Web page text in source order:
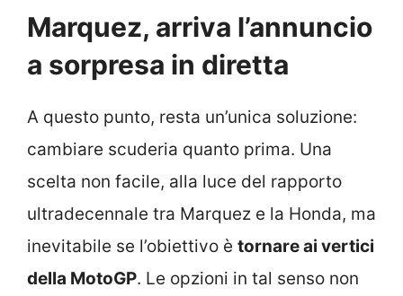
Marquez, arriva l’annuncio
a sorpresa in diretta
A questo punto, resta un’unica soluzione:
cambiare scuderia quanto prima. Una
scelta non facile, alla luce del rapporto
ultradecennale tra Marquez e la Honda, ma
inevitabile se l’obiettivo è tornare ai vertici
della MotoGP. Le opzioni in tal senso non